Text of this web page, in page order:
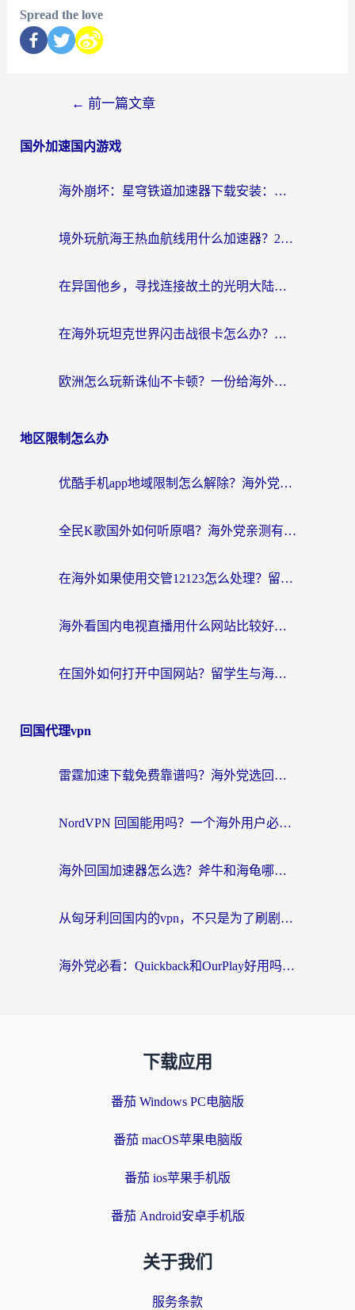
Spread the love
← 前一篇文章
国外加速国内游戏
海外崩坏：星穹铁道加速器下载安装：一份给游子的终极网络指南
境外玩航海王热血航线用什么加速器？2026海外玩家实测最优方案（附欧洲问道堡垒前线加速技巧）
在异国他乡，寻找连接故土的光明大陆免费加速器
在海外玩坦克世界闪击战很卡怎么办？老玩家亲测有效的加速器选择指南
欧洲怎么玩新诛仙不卡顿？一份给海外游子的国服游戏畅玩指南
地区限制怎么办
优酷手机app地域限制怎么解除？海外党亲测有效的追剧方案
全民K歌国外如何听原唱？海外党亲测有效的回国加速器选择指南
在海外如果使用交管12123怎么处理？留学生亲测有效的回国加速方案
海外看国内电视直播用什么网站比较好？一篇解决你所有追剧难题的实用指南
在国外如何打开中国网站？留学生与海外华人的无缝访问指南
回国代理vpn
雷霆加速下载免费靠谱吗？海外党选回国加速器的避坑指南（附热门工具对比）
NordVPN 回国能用吗？一个海外用户必须面对的真实困境
海外回国加速器怎么选？斧牛和海龟哪个好？一篇帮你避开坑的实用指南
从匈牙利回国内的vpn，不只是为了刷剧那么简单
海外党必看：Quickback和OurPlay好用吗？3分钟选对回国加速器，无缝刷剧玩游戏
下载应用
番茄 Windows PC电脑版
番茄 macOS苹果电脑版
番茄 ios苹果手机版
番茄 Android安卓手机版
关于我们
服务条款